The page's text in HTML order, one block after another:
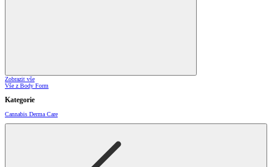
Zobrazit vše
Vše z Body Form
Kategorie
Cannabis Derma Care